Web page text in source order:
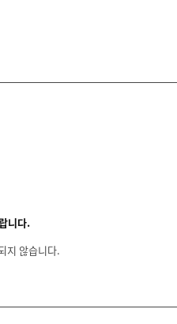
니다.
지 않습니다.